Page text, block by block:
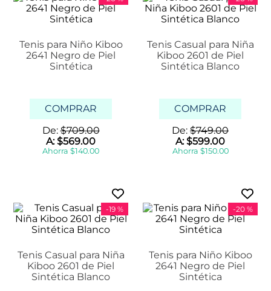
Tenis para Niño Kiboo
2641 Negro de Piel
Sintética
COMPRAR
De:$709.00
A:$569.00
Ahorra $140.00
Tenis Casual para Niña
Kiboo 2601 de Piel
Sintética Blanco
COMPRAR
De: $749.00
A:$599.00
Ahorra $150.00
-19 %
Tenis Casual para Niña
Kiboo 2601 de Piel
Sintética Blanco
-20 %
Tenis para Niño Kiboo
2641 Negro de Piel
Sintética